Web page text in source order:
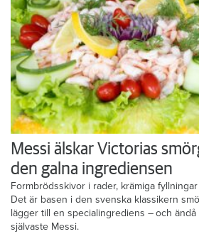
Messi älskar Victorias
den galna ingrediensen
Formbrödsskivor i rader, krämiga
Det är basen i den svenska klassikern
lägger till en specialingrediens – och
självaste Messi.